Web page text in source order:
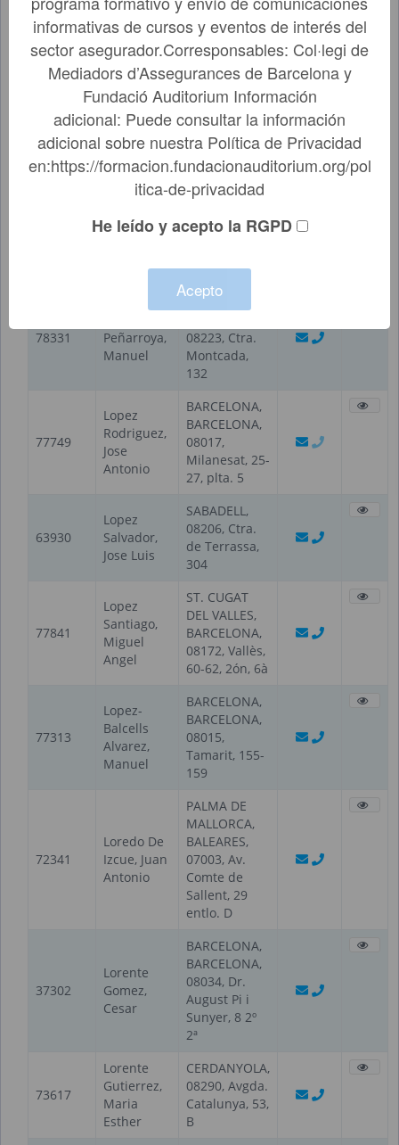
Rosell, 69,
bxos
63838
Lopez Jara,
Elena
BARCELONA,
08015, Arago,
65 Pral. 4a.
54049
Lopez
Lizondo,
Modesto
BARCELONA,
BARCELONA,
08004, Teodor
Bonaplata 2,
8-4a
Lopez
GRANOLLERS,
Prim, 5-7 2º
78331
Peñarroya,
Manuel
TERRASSA,
08223, Ctra.
Montcada,
132
77749
Lopez
Rodriguez,
Jose
Antonio
BARCELONA,
BARCELONA,
08017,
Milanesat, 25-
27, plta. 5
63930
Lopez
Salvador,
Jose Luis
SABADELL,
08206, Ctra.
de Terrassa,
304
77841
Lopez
Santiago,
Miguel
Angel
ST. CUGAT
DEL VALLES,
BARCELONA,
08172, Vallès,
60-62, 2ón, 6à
77313
Lopez-
Balcells
Alvarez,
Manuel
BARCELONA,
BARCELONA,
08015,
Tamarit, 155-
159
72341
Loredo De
Izcue, Juan
Antonio
PALMA DE
MALLORCA,
BALEARES,
07003, Av.
Comte de
Sallent, 29
entlo. D
37302
Lorente
Gomez,
Cesar
BARCELONA,
BARCELONA,
08034, Dr.
August Pi i
Sunyer, 8 2º
2ª
73617
Lorente
Gutierrez,
Maria
Esther
CERDANYOLA,
08290, Avgda.
Catalunya, 53,
B
informativas de cursos y eventos de interés del
sector asegurador.Corresponsables: Col·legi de
Mediadors d’Assegurances de Barcelona y
Fundació Auditorium Información
adicional: Puede consultar la información
adicional sobre nuestra Política de Privacidad
en:https://formacion.fundacionauditorium.org/pol
itica-de-privacidad
He leído y acepto la RGPD
Acepto